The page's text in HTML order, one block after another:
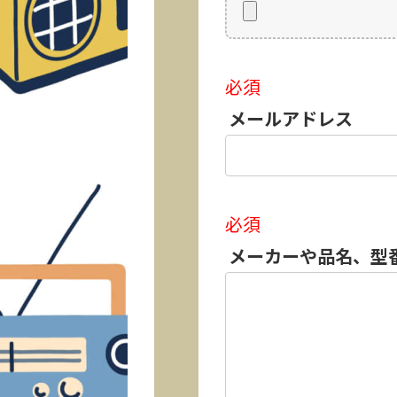
必須
メールアドレス
必須
メーカーや品名、型